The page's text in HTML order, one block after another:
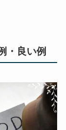
・良い例